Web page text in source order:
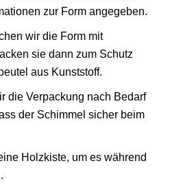
zur Form angegeben.
wir die Form mit
sie dann zum Schutz
aus Kunststoff.
die Verpackung nach Bedarf
der Schimmel sicher beim
Holzkiste, um es während